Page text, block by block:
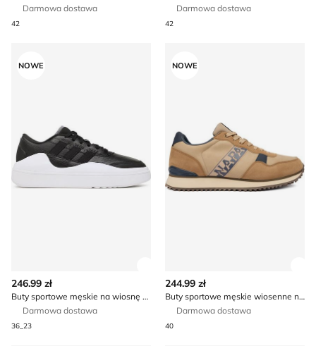
Darmowa dostawa
42
Darmowa dostawa
42
NOWE
246.99 zł
Buty sportowe męskie na wiosnę adidas
Darmowa dostawa
36_23
NOWE
244.99 zł
Buty sportowe męskie wiosenne na jesień Napapijri
Darmowa dostawa
40